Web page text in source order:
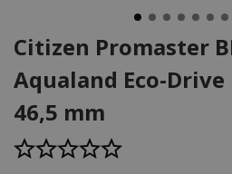
Citizen Promaster
Aqualand Eco-
46,5 mm